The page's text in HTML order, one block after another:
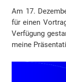
Am 17.
für einen
Verfügung
meine